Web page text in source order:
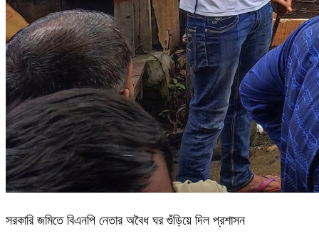
সরকারি জমিতে বিএনপি নেতার অবৈধ ঘর গুঁড়িয়ে দিল প্রশাসন